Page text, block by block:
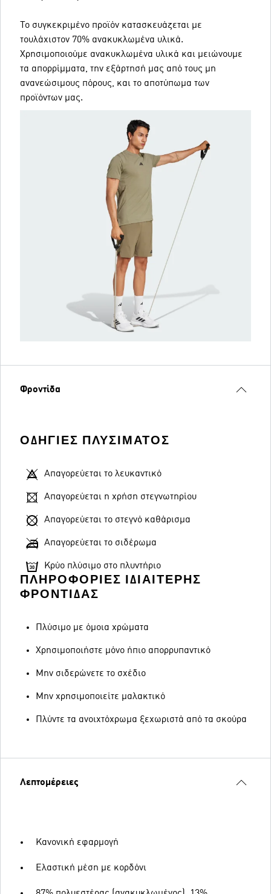
Το συγκεκριμένο προϊόν κατασκευάζεται με
τουλάχιστον 70% ανακυκλωμένα υλικά.
Χρησιμοποιούμε ανακυκλωμένα υλικά και μειώνουμε
τα απορρίμματα, την εξάρτησή μας από τους μη
ανανεώσιμους πόρους, και το αποτύπωμα των
προϊόντων μας.
Φροντίδα
ΟΔΗΓΊΕΣ ΠΛΥΣΊΜΑΤΟΣ
Απαγορεύεται το λευκαντικό
Απαγορεύεται η χρήση στεγνωτηρίου
Απαγορεύεται το στεγνό καθάρισμα
Απαγορεύεται το σιδέρωμα
Κρύο πλύσιμο στο πλυντήριο
ΠΛΗΡΟΦΟΡΊΕΣ ΙΔΙΑΊΤΕΡΗΣ
ΦΡΟΝΤΊΔΑΣ
Πλύσιμο με όμοια χρώματα
Χρησιμοποιήστε μόνο ήπιο απορρυπαντικό
Μην σιδερώνετε το σχέδιο
Μην χρησιμοποιείτε μαλακτικό
Πλύντε τα ανοιχτόχρωμα ξεχωριστά από τα σκούρα
Λεπτομέρειες
Κανονική εφαρμογή
Ελαστική μέση με κορδόνι